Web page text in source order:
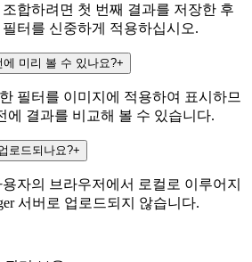
합하려면 첫 번째 결과를 저장한 후
터를 신중하게 적용하십시오.
미리 볼 수 있나요?+
필터를 이미지에 적용하여 표시하므
에 결과를 비교해 볼 수 있습니다.
로드되나요?+
자의 브라우저에서 로컬로 이루어지
서버로 업로드되지 않습니다.